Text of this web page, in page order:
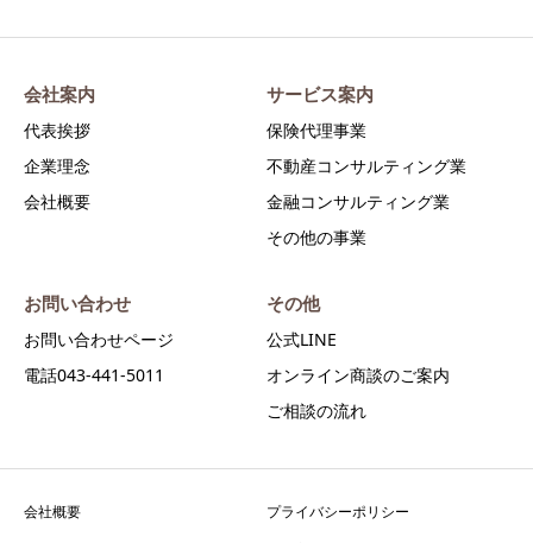
会社案内
代表挨拶
企業理念
会社概要
サービス案内
保険代理事業
不動産コンサルティング業
金融コンサルティング業
その他の事業
お問い合わせ
お問い合わせページ
電話043-441-5011
その他
公式LINE
オンライン商談のご案内
ご相談の流れ
会社概要
プライバシーポリシー